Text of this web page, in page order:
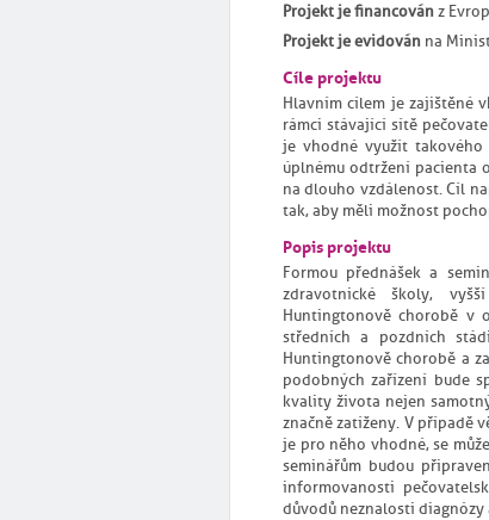
Projekt je financovánz
Projekt je evidován na
Cíle projektu
Hlavním cílem je zajištěné
rámci stávající sítě
je vhodné využít takového
úplnému odtržení pacienta
na dlouho vzdálenost. Cíl
tak, aby měli možnost
Popis projektu
Formou přednášek a
zdravotnické školy,
Huntingtonově chorobě v
středních a pozdních
Huntingtonově chorobě a
podobných zařízení bude
kvality života nejen
značně zatíženy. V případě
je pro něho vhodné, se
seminářům budou
informovanosti
důvodů neznalosti diagnózy